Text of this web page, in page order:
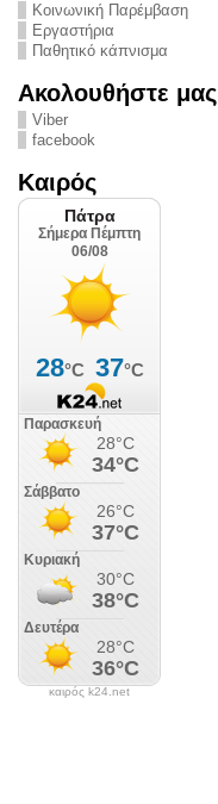
Κοινωνική Παρέμβαση
Εργαστήρια
Παθητικό κάπνισμα
Ακολουθήστε μας
Viber
facebook
Καιρός
καιρός k24.net
και
στο
2026